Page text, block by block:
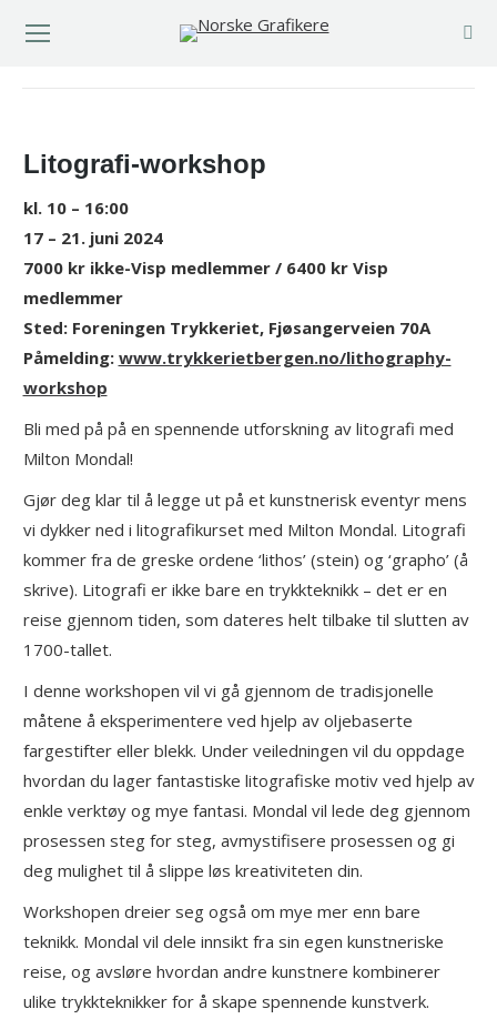
Litografi-workshop
kl. 10 – 16:00
17 – 21. juni 2024
7000 kr ikke-Visp medlemmer / 6400 kr Visp
medlemmer
Sted: Foreningen Trykkeriet, Fjøsangerveien 70A
Påmelding: www.trykkerietbergen.no/lithography-
workshop
Bli med på på en spennende utforskning av litografi med
Milton Mondal!
Gjør deg klar til å legge ut på et kunstnerisk eventyr mens
vi dykker ned i litografikurset med Milton Mondal. Litografi
kommer fra de greske ordene ‘lithos’ (stein) og ‘grapho’ (å
skrive). Litografi er ikke bare en trykkteknikk – det er en
reise gjennom tiden, som dateres helt tilbake til slutten av
1700-tallet.
I denne workshopen vil vi gå gjennom de tradisjonelle
måtene å eksperimentere ved hjelp av oljebaserte
fargestifter eller blekk. Under veiledningen vil du oppdage
hvordan du lager fantastiske litografiske motiv ved hjelp av
enkle verktøy og mye fantasi. Mondal vil lede deg gjennom
prosessen steg for steg, avmystifisere prosessen og gi
deg mulighet til å slippe løs kreativiteten din.
Workshopen dreier seg også om mye mer enn bare
teknikk. Mondal vil dele innsikt fra sin egen kunstneriske
reise, og avsløre hvordan andre kunstnere kombinerer
ulike trykkteknikker for å skape spennende kunstverk.